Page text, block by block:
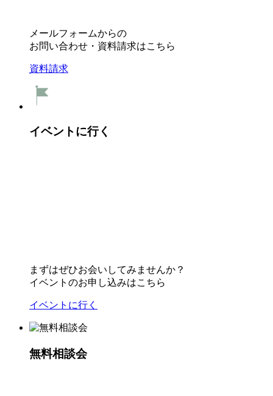
メールフォームからの
お問い合わせ・資料請求はこちら
資料請求
イベントに行く
まずはぜひお会いしてみませんか？
イベントのお申し込みはこちら
イベントに行く
無料相談会